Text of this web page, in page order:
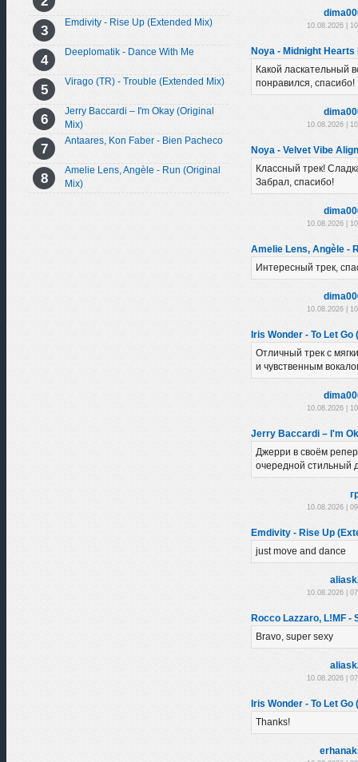
Emdivity - Rise Up (Extended Mix)
Deeplomatik - Dance With Me
Virago (TR) - Trouble (Extended Mix)
Jerry Baccardi – I'm Okay (Original
Mix)
Antaares, Kon Faber - Bien Pacheco
Amelie Lens, Angèle - Run (Original
Mix)
10.08.2026 |
Noya - Midnight Hearts
Какой ласкательный
понравился, спасибо!
10.08.2026 |
Noya - Velvet Vibe
Классный трек!
Забрал, спасибо!
10.08.2026 |
Amelie Lens, Angèle -
Интересный трек,
10.08.2026 |
Iris Wonder - To Let Go
Отличный трек с
и чувственным
10.08.2026 |
Jerry Baccardi – I'm
Джерри в своём
очередной стильный
10.08.2026 |
Emdivity - Rise Up
just move and dance
10.08.2026 |
Rocco Lazzaro, L!MF -
Bravo, super sexy
10.08.2026 |
Iris Wonder - To Let Go
Thanks!